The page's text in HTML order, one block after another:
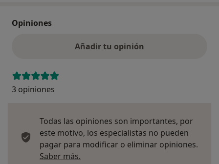
Opiniones
Añadir tu opinión
3 opiniones
Todas las opiniones son importantes, por
este motivo, los especialistas no pueden
pagar para modificar o eliminar opiniones.
Saber más.